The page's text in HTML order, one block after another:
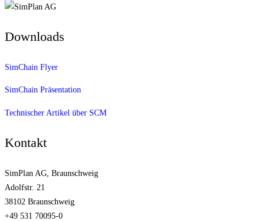
Downloads
SimChain Flyer
SimChain Präsentation
Technischer Artikel über SCM
Kontakt
SimPlan AG, Braunschweig
Adolfstr. 21
38102 Braunschweig
+49 531 70095-0